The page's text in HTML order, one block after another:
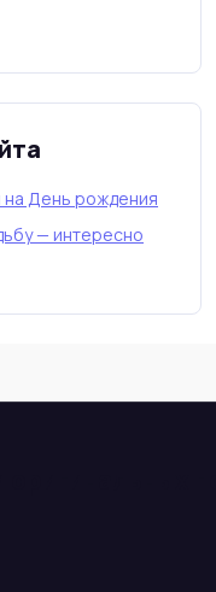
на День рождения
— интересно